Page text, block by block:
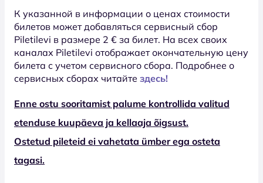
К указанной в информации о ценах стоимости
билетов может добавляться сервисный сбор
Piletilevi в размере 2 € за билет. На всех своих
каналах Piletilevi отображает окончательную цену
билета с учетом сервисного сбора. Подробнее о
сервисных сборах читайте здесь!
Enne ostu sooritamist palume kontrollida valitud
etenduse kuupäeva ja kellaaja õigsust.
Ostetud pileteid ei vahetata ümber ega osteta
tagasi.